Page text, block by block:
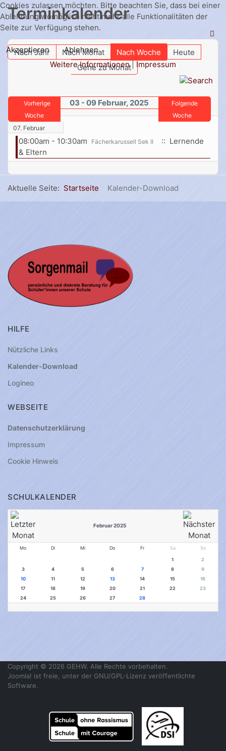
Terminkalender
Nach Jahr Nach Monat Nach Woche
Heute
Gehe zu Monat
Vorherige
Woche
03 - 09 Februar, 2025
Folgende
Woche
07. Februar
08:00am - 10:30am Fächerkarussell Sek II
:: Lernende
& Eltern
Aktuelle Seite: Startseite Kalender-Download
HILFE
Nützliche Links
Kalender-Download
Logineo
WEBSEITE
Datenschutzerklärung
Impressum
Cookie Hinweis
SCHULKALENDER
Februar 2025
Mo Di Mi Do Fr Sa So
1
2
3
4 5 6 7 8
9
10
11 12 13 14 15
16
17
18 19 20 21 22
23
24
25 26 27 28
Copyright © 2026 GEHW. Alle Rechte vorbehalten.
Joomla! ist freie, unter der GNU/GPL-Lizenz veröffentlichte
Software.
Cookies zulassen möchten. Bitte beachten Sie, dass bei einer
Ablehnung womöglich nicht mehr alle Funktionalitäten der
Seite zur Verfügung stehen.
Akzeptieren
Ablehnen
Weitere Informationen| Impressum